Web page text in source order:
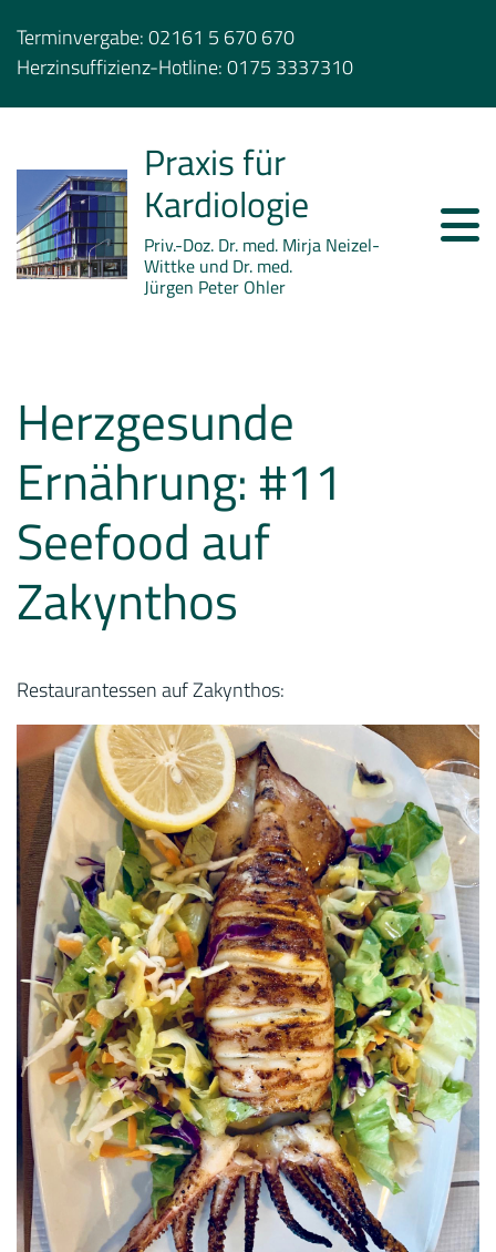
Terminvergabe:02161 5 670 670
Herzinsuffizienz-Hotline:0175 3337310
Praxis für
Kardiologie
Priv.-Doz. Dr. med. Mirja Neizel-
Wittke und Dr. med.
Jürgen Peter Ohler
Herzgesunde
Ernährung: #11
Seefood auf
Zakynthos
Restaurantessen auf Zakynthos: